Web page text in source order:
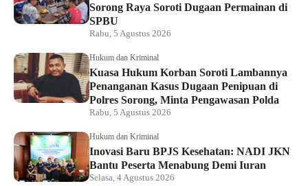
Sorong Raya Soroti Dugaan Permainan di
SPBU
Rabu, 5 Agustus 2026
Hukum dan Kriminal
Kuasa Hukum Korban Soroti Lambannya
Penanganan Kasus Dugaan Penipuan di
Polres Sorong, Minta Pengawasan Polda
Rabu, 5 Agustus 2026
Hukum dan Kriminal
Inovasi Baru BPJS Kesehatan: NADI JKN
Bantu Peserta Menabung Demi Iuran
Selasa, 4 Agustus 2026